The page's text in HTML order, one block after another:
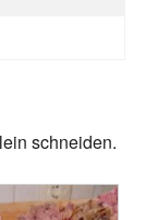
schneiden.